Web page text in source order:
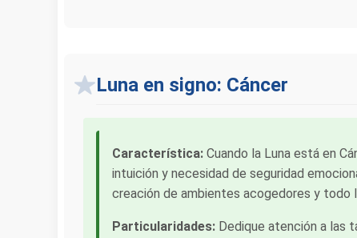
Luna en signo: Cáncer
Característica: Cuando la Luna está en
intuición y necesidad de seguridad
creación de ambientes acogedores y
Particularidades: Dedique atención a las